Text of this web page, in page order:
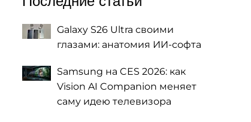
Galaxy S26 Ultra своими
глазами: анатомия ИИ-софта
Samsung на CES 2026: как
Vision AI Companion меняет
саму идею телевизора